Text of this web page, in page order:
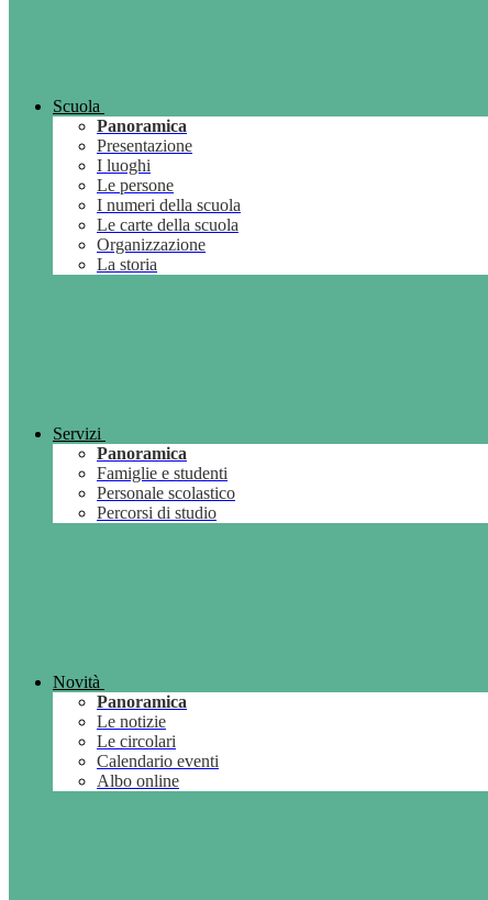
Scuola
Panoramica
Presentazione
I luoghi
Le persone
I numeri della scuola
Le carte della scuola
Organizzazione
La storia
Servizi
Panoramica
Famiglie e studenti
Personale scolastico
Percorsi di studio
Novità
Panoramica
Le notizie
Le circolari
Calendario eventi
Albo online